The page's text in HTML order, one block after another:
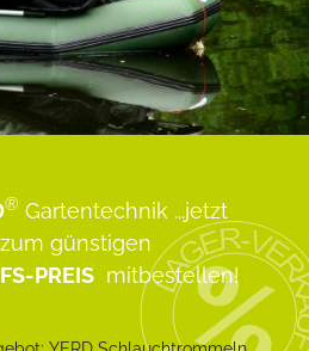
® Gartentechnik ...jetzt
günstigen
PREIS mitbestellen!